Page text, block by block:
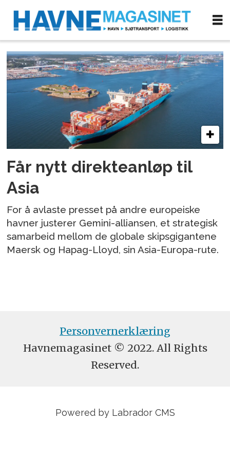
Tag:
hapag-
lloyd
Får nytt direkteanløp til
Asia
For å avlaste presset på andre europeiske
havner justerer Gemini-alliansen, et strategisk
samarbeid mellom de globale skipsgigantene
Maersk og Hapag-Lloyd, sin Asia-Europa-rute.
Personvernerklæring
Havnemagasinet © 2022. All Rights
Reserved.
Powered by Labrador CMS